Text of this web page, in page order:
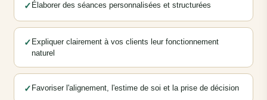
✓ Élaborer des séances personnalisées et structurées
✓ Expliquer clairement à vos clients leur fonctionnement
naturel
✓ Favoriser l'alignement, l'estime de soi et la prise de décision